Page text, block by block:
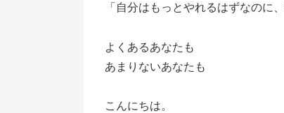
「自分はもっとやれるはずなのに
よくあるあなたも
あまりないあなたも
こんにちは。